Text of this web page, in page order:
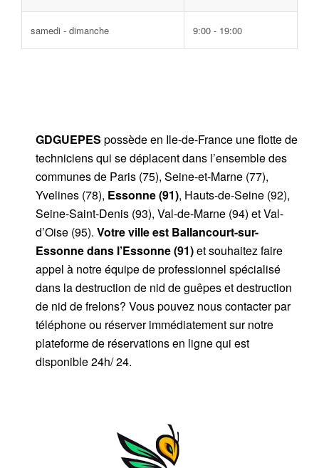
samedi - dimanche 9:00 - 19:00
GDGUEPES possède en Ile-de-France une flotte de
techniciens qui se déplacent dans l’ensemble des
communes de Paris (75), Seine-et-Marne (77),
Yvelines (78), Essonne (91), Hauts-de-Seine (92),
Seine-Saint-Denis (93), Val-de-Marne (94) et Val-
d’Oise (95). Votre ville est Ballancourt-sur-
Essonnedans l’Essonne (91)et souhaitez faire
appel à notre équipe de professionnel spécialisé
dans la destruction de nid de guêpes et destruction
de nid de frelons? Vous pouvez nous contacter par
téléphone ou réserver immédiatement sur notre
plateforme de réservations en ligne qui est
disponible 24h/ 24.